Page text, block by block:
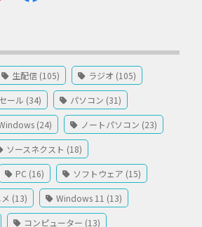
生配信 (105) ラジオ (105)
セール (34) パソコン (31)
(24) ノートパソコン (23)
ソースネクスト (18)
PC (16) ソフトウェア (15)
(13) Windows 11 (13)
コンピューター (13)